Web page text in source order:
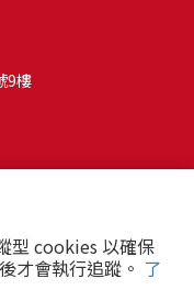
型 cookies 以確保
才會執行追蹤。 了
獎勵。限制活動範圍並
臭劑徹底清理。Q5: 幼犬
、警戒、焦慮）。訓練
叫作出反應，確保充分
恐懼或攻擊行為，破壞
犬開始。不強迫互動，
交課程。Q8: 幼犬分離焦
。離開和返家時保持低
的離家儀式。每隻幼犬
生蟲感染（如蛔蟲、鈎
會影響營養吸收，長期
定期驅蟲（幼貓建議每
精神狀態，如果還伴隨
：如果貓咪拉肚子超過 2
貓咪拉肚子原因5. 情緒
貓咪的腸胃！過度緊
都可能讓貓咪拉肚子。
較低，壓力一大，腸胃
的作息固定。給貓咪陪
梳1-2次，長毛貓則建議
以準備橡膠刷、鬃毛刷
變成愉快的日常儀式，
被梳理的舒適感！預防
不需要洗澡」這個想法
清除死毛和皮屑，減少
次就足夠，過度洗澡反
和洗毛精，洗後一定要
咪特別害怕洗澡，可以
，但在家中還是需要擺
與貓窩相同，能給予貓
花費4：貓砂盆貓咪排泄
。一次性養貓用品相關
抓板。一次性養貓用品
貓咪適應外出籠，避免
在健康及用品的一次性
額看起來不少，但以上
9樓